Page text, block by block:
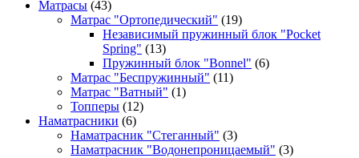
Матрасы (43)
Матрас "Ортопедический" (19)
Независимый пружинный блок "Pocket
Spring" (13)
Пружинный блок "Bonnel" (6)
Матрас "Беспружинный" (11)
Матрас "Ватный" (1)
Топперы (12)
Наматрасники (6)
Наматрасник "Стеганный" (3)
Наматрасник "Водонепроницаемый" (3)